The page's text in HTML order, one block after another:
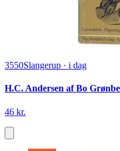
3550Slangerup · i dag
H.C. Andersen af Bo
46 kr.